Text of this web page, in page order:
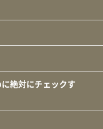
絶対にチェックす